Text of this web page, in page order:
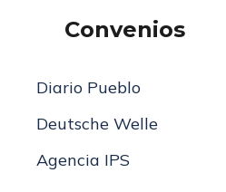
Convenios
Diario Pueblo
Deutsche Welle
Agencia IPS